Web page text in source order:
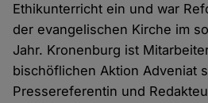
Ethikunterricht ein und war
der evangelischen Kirche im
Jahr. Kronenburg ist
bischöflichen Aktion Adveniat
Pressereferentin und